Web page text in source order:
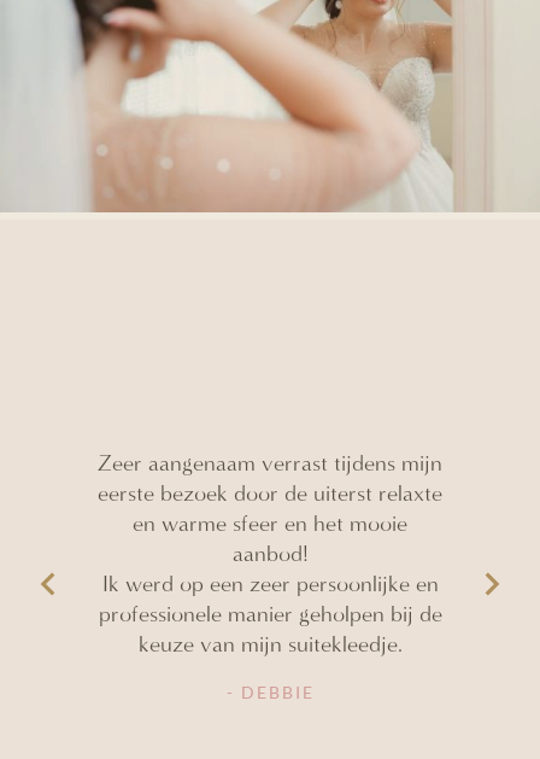
Zeer aangenaam verrast tijdens mijn
eerste bezoek door de uiterst relaxte
en warme sfeer en het mooie
aanbod!
Ik werd op een zeer persoonlijke en
professionele manier geholpen bij de
keuze van mijn suitekleedje.
- DEBBIE
Heel